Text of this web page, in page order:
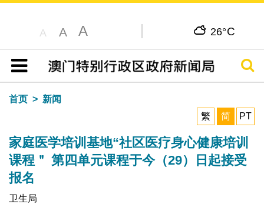
A A A 26°C
目录
搜寻
首页
新闻
繁
简 PT
家庭医学培训基地“社区医疗身心健康培训
课程＂ 第四单元课程于今（29）日起接受
报名
卫生局